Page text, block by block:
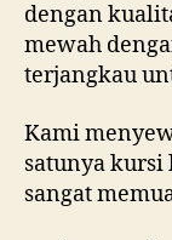
dengan
mewah
terjangkau
Kami
satunya
sangat